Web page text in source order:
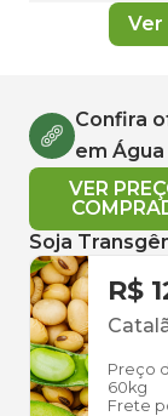
Confira
em
VER
Soja
R$
Preço
60kg
Frete